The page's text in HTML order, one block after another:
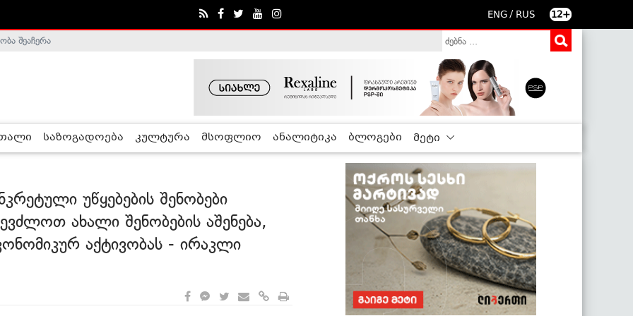
ENG / RUS 12+
- ჰელსინკის კომისია
საზოგადოება კულტურა მსოფლიო ანალიტიკა ბლოგები მეტი
უწყებების შენობები
ახალი შენობების აშენება,
აქტივობას - ირაკლი